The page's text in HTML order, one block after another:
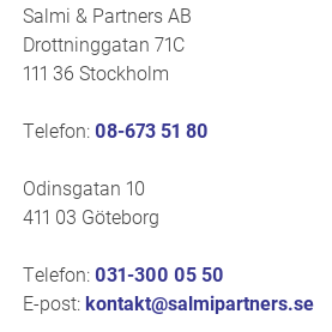
Salmi & Partners AB
Drottninggatan 71C
111 36 Stockholm
Telefon: 08-673 51 80
Odinsgatan 10
411 03 Göteborg
Telefon: 031-300 05 50
E-post:kontakt@salmipartners.se